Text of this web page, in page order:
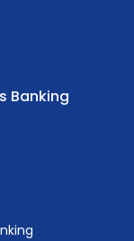
Banking